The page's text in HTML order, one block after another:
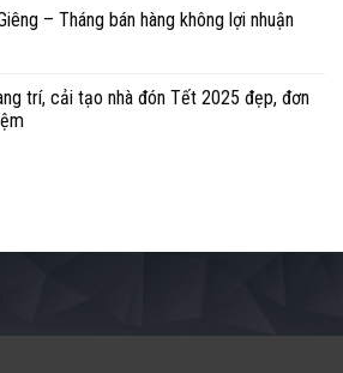
– Tháng bán hàng không lợi nhuận
trí, cải tạo nhà đón Tết 2025 đẹp, đơn